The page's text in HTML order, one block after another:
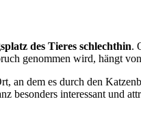
des Tieres schlechthin.
genommen wird, hängt
dem es durch den
besonders interessant und